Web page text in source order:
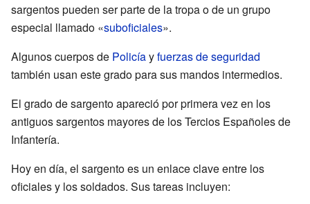
sargentos pueden ser parte de la tropa o de un grupo
especial llamado «suboficiales».
Algunos cuerpos de Policíayfuerzas de seguridad
también usan este grado para sus mandos intermedios.
El grado de sargento apareció por primera vez en los
antiguos sargentos mayores de los Tercios Españoles de
Infantería.
Hoy en día, el sargento es un enlace clave entre los
oficiales y los soldados. Sus tareas incluyen: